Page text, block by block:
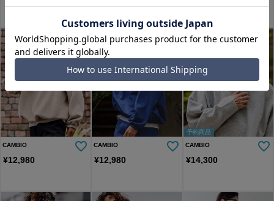
CAMBIO
¥12,980
CAMBIO
¥12,980
予約商品
CAMBIO
¥14,300